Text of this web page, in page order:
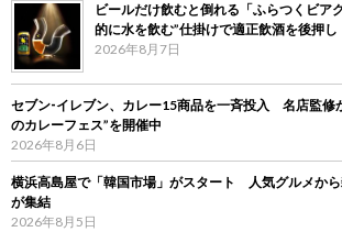
ビールだけ飲むと倒れる「ふらつくビア
的に水を飲む”仕掛けで適正飲酒を後押し
2026年8月7日
セブン‐イレブン、カレー15商品を一斉投入 名店監修
のカレーフェス”を開催中
2026年8月6日
横浜高島屋で「韓国市場」がスタート 人気グルメか
が集結
2026年8月5日